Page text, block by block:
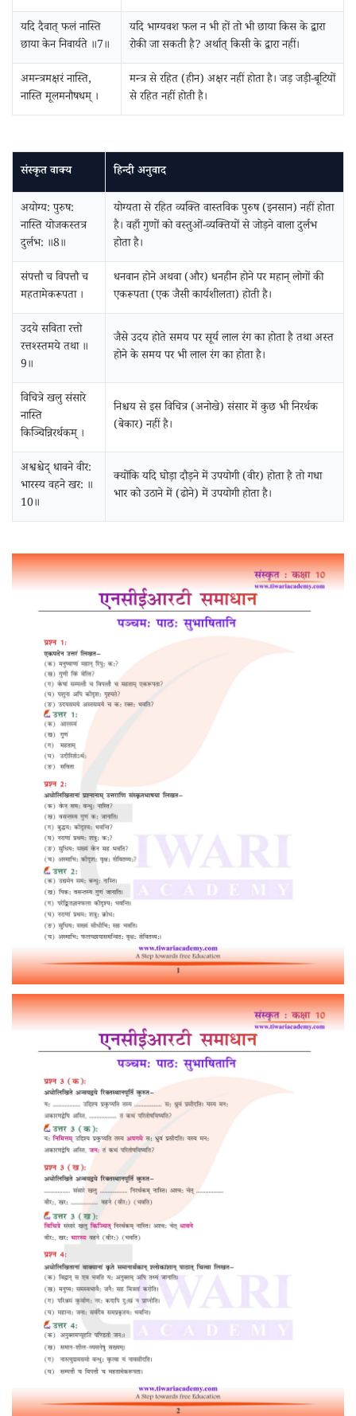
यदि दैवात्‌ फलं नास्ति
छाया केन निवार्यते ॥7॥
यदि भाग्यवश फल न भी हों तो भी छाया किस के द्वारा
रोकी जा सकती है? अर्थात् किसी के द्वारा नहीं।
अमन्त्रमक्षरं नास्ति,
नास्ति मूलमनौषधम्‌ ।
मन्त्र से रहित (हीन) अक्षर नहीं होता है। जड़ जड़ी-बूटियों
से रहित नहीं होती है।
संस्कृत वाक्य हिन्दी अनुवाद
अयोग्य: पुरुष:
नास्ति योजकस्तत्र
दुर्लभ: ॥8॥
योग्यता से रहित व्यक्ति वास्तविक पुरुष (इनसान) नहीं होता
है। वहाँ गुणों को वस्तुओं-व्यक्तियों से जोड़ने वाला दुर्लभ
होता है।
संपत्तौ च विपत्तौ च
महतामेकरूपता ।
धनवान होने अथवा (और) धनहीन होने पर महान् लोगों की
एकरूपता (एक जैसी कार्यशीलता) होती है।
उदये सविता रत्तो
रत्तश्स्तमये तथा ॥
9॥
जैसे उदय होते समय पर सूर्य लाल रंग का होता है तथा अस्त
होने के समय पर भी लाल रंग का होता है।
विचित्रे खलु संसारे
नास्ति
किञ्चिन्निरर्थकम्‌ ।
निश्चय से इस विचित्र (अनोखे) संसार में कुछ भी निरर्थक
(बेकार) नहीं है।
अश्वश्चेद्‌ धावने वीर:
भारस्य वहने खर: ॥
10॥
क्योंकि यदि घोड़ा दौड़ने में उपयोगी (वीर) होता है तो गधा
भार को उठाने में (ढोने) में उपयोगी होता है।